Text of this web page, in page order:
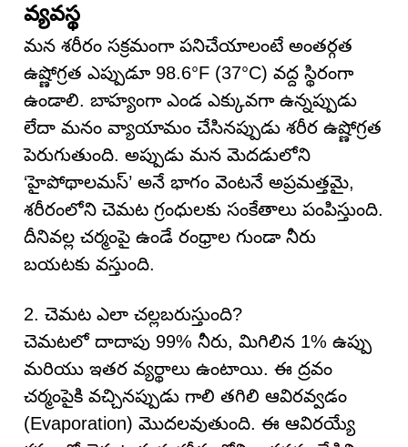
వ్యవస్థ
మన శరీరం సక్రమంగా పనిచేయాలంటే అంతర్గత
ఉష్ణోగ్రత ఎప్పుడూ 98.6°F (37°C) వద్ద స్థిరంగా
ఉండాలి. బాహ్యంగా ఎండ ఎక్కువగా ఉన్నప్పుడు
లేదా మనం వ్యాయామం చేసినప్పుడు శరీర ఉష్ణోగ్రత
పెరుగుతుంది. అప్పుడు మన మెదడులోని
‘హైపోథాలమస్’ అనే భాగం వెంటనే అప్రమత్తమై,
శరీరంలోని చెమట గ్రంధులకు సంకేతాలు పంపిస్తుంది.
దీనివల్ల చర్మంపై ఉండే రంధ్రాల గుండా నీరు
బయటకు వస్తుంది.
2. చెమట ఎలా చల్లబరుస్తుంది?
చెమటలో దాదాపు 99% నీరు, మిగిలిన 1% ఉప్పు
మరియు ఇతర వ్యర్థాలు ఉంటాయి. ఈ ద్రవం
చర్మంపైకి వచ్చినప్పుడు గాలి తగిలి ఆవిరవ్వడం
(Evaporation) మొదలవుతుంది. ఈ ఆవిరయ్యే